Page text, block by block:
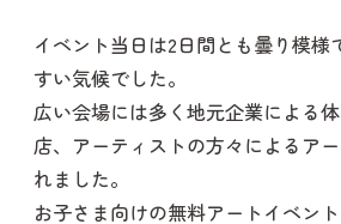
イベント当日は2日間とも曇り模様
すい気候でした。
広い会場には多く地元企業による
店、アーティストの方々によるア
れました。
お子さま向けの無料アートイベント